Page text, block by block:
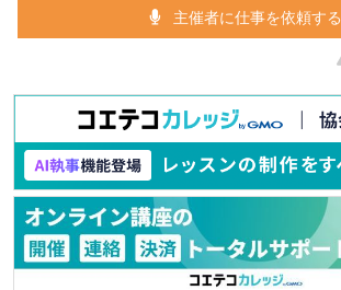
主催者に仕事を依頼する